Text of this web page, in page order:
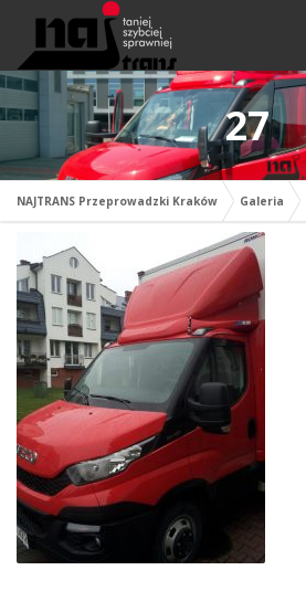
27
NAJTRANS Przeprowadzki Kraków Galeria